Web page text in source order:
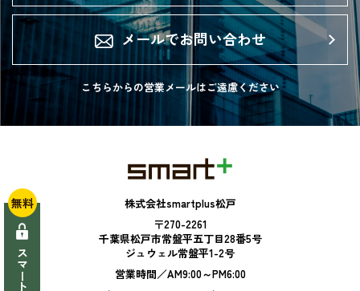
メールでお問い合わせ
こちらからの営業メールはご遠慮ください
株式会社smartplus松戸
〒270-2261
千葉県松戸市常盤平五丁目28番5号
ジュウェル常盤平1-2号
営業時間／AM9:00～PM6:00
無料